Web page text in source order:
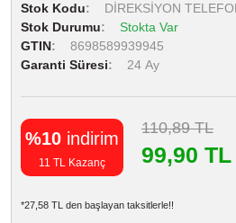
Stok Kodu
DİREKSİYON
Stok Durumu
Stokta Var
GTIN
8698589939945
Garanti Süresi
24 Ay
%10 indirim
11 TL Kazanç
110,89 TL
99,90 TL
*27,58 TL den başlayan taksitlerle!!